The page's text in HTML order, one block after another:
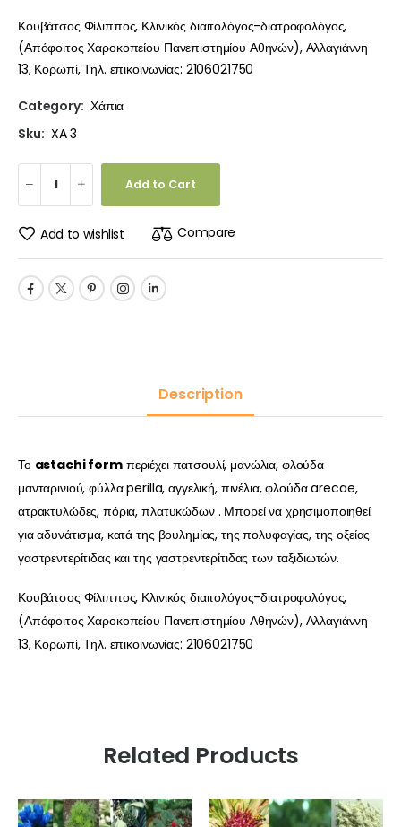
Κουβάτσος Φίλιππος, Κλινικός διαιτολόγος-διατροφολόγος,
(Απόφοιτος Χαροκοπείου Πανεπιστημίου Αθηνών), Αλλαγιάννη
13, Κορωπί, Τηλ. επικοινωνίας: 2106021750
Category: Χάπια
Sku: XA 3
Add to Cart
Add to wishlist Compare
Description
Το astachi formπεριέχει πατσουλί, μανώλια, φλούδα
μανταρινιού, φύλλα perilla, αγγελική, πινέλια, φλούδα arecae,
ατρακτυλώδες, πόρια, πλατυκώδων . Μπορεί να χρησιμοποιηθεί
για αδυνάτισμα, κατά της βουλημίας, της πολυφαγίας, της οξείας
γαστρεντερίτιδας και της γαστρεντερίτιδας των ταξιδιωτών.
Κουβάτσος Φίλιππος, Κλινικός διαιτολόγος-διατροφολόγος,
(Απόφοιτος Χαροκοπείου Πανεπιστημίου Αθηνών), Αλλαγιάννη
13, Κορωπί, Τηλ. επικοινωνίας: 2106021750
Related Products